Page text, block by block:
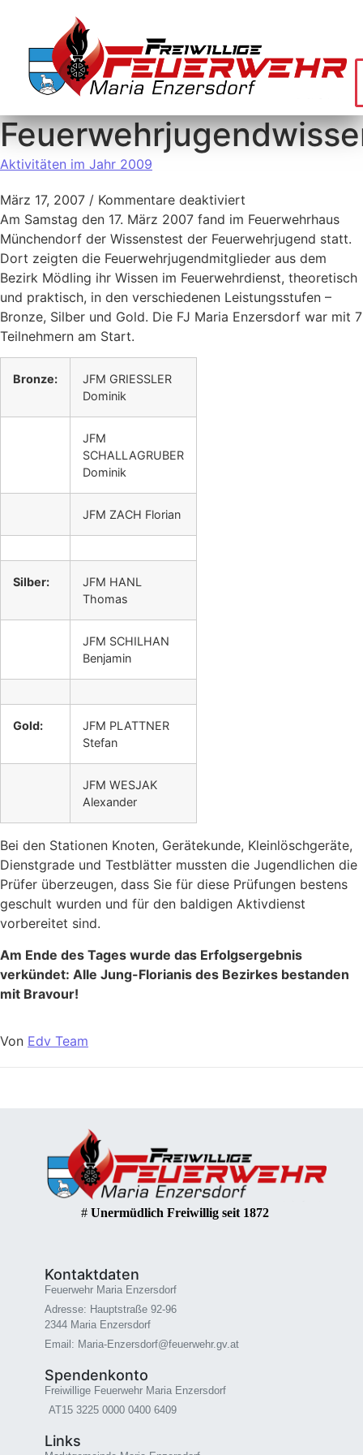
Aktivitäten im Jahr 2009
März 17, 2007 / Kommentare deaktiviert
Am Samstag den 17. März 2007 fand im Feuerwehrhaus
Münchendorf der Wissenstest der Feuerwehrjugend statt.
Dort zeigten die Feuerwehrjugendmitglieder aus dem
Bezirk Mödling ihr Wissen im Feuerwehrdienst, theoretisch
und praktisch, in den verschiedenen Leistungsstufen –
Bronze, Silber und Gold. Die FJ Maria Enzersdorf war mit 7
Teilnehmern am Start.
Bronze:
JFM GRIESSLER
Dominik
JFM
SCHALLAGRUBER
Dominik
JFM ZACH Florian
Silber:
JFM HANL
Thomas
JFM SCHILHAN
Benjamin
Gold:
JFM PLATTNER
Stefan
JFM WESJAK
Alexander
Bei den Stationen Knoten, Gerätekunde, Kleinlöschgeräte,
Dienstgrade und Testblätter mussten die Jugendlichen die
Prüfer überzeugen, dass Sie für diese Prüfungen bestens
geschult wurden und für den baldigen Aktivdienst
vorbereitet sind.
Am Ende des Tages wurde das Erfolgsergebnis
verkündet: Alle Jung-Florianis des Bezirkes bestanden
mit Bravour!
Von Edv Team
# Unermüdlich Freiwillig seit 1872
Kontaktdaten
Feuerwehr Maria Enzersdorf
Adresse: Hauptstraße 92-96
2344 Maria Enzersdorf
Email: Maria-Enzersdorf@feuerwehr.gv.at
Spendenkonto
Freiwillige Feuerwehr Maria Enzersdorf
AT15 3225 0000 0400 6409
Links